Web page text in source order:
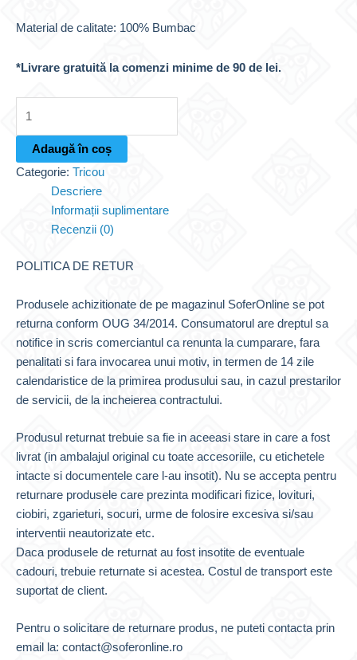
Material de calitate: 100% Bumbac
*Livrare gratuită la comenzi minime de 90 de lei.
Tricou
SoferOnline
Adaugă în coș
Categorie: Tricou
Descriere
Informații suplimentare
Recenzii (0)
POLITICA DE RETUR
Produsele achizitionate de pe magazinul SoferOnline se pot
returna conform OUG 34/2014. Consumatorul are dreptul sa
notifice in scris comerciantul ca renunta la cumparare, fara
penalitati si fara invocarea unui motiv, in termen de 14 zile
calendaristice de la primirea produsului sau, in cazul prestarilor
de servicii, de la incheierea contractului.
Produsul returnat trebuie sa fie in aceeasi stare in care a fost
livrat (in ambalajul original cu toate accesoriile, cu etichetele
intacte si documentele care l-au insotit). Nu se accepta pentru
returnare produsele care prezinta modificari fizice, lovituri,
ciobiri, zgarieturi, socuri, urme de folosire excesiva si/sau
interventii neautorizate etc.
Daca produsele de returnat au fost insotite de eventuale
cadouri, trebuie returnate si acestea. Costul de transport este
suportat de client.
Pentru o solicitare de returnare produs, ne puteti contacta prin
email la: contact@soferonline.ro